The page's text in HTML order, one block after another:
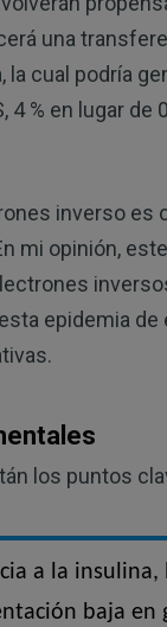
una
la cual podría
4 % en lugar de
inverso es
mi opinión,
epidemia
los puntos
a la insulina,
baja en